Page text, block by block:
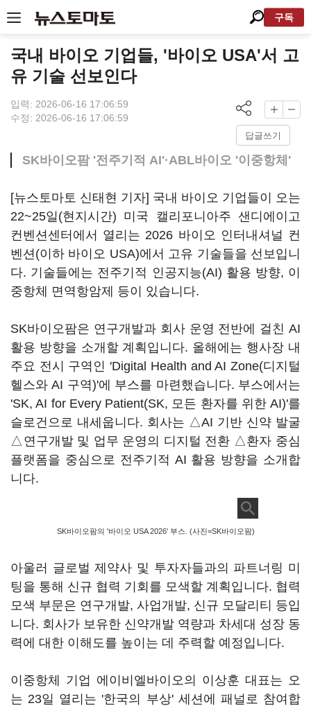
구독
국내 바이오 기업들, '바이오 USA'서 고
유 기술 선보인다
입력: 2026-06-16 17:06:59
수정: 2026-06-16 17:06:59
답글쓰기
SK바이오팜 '전주기적 AI'·ABL바이오 '이중항체'
[뉴스토마토 신태현 기자] 국내 바이오 기업들이 오는
22~25일(현지시간) 미국 캘리포니아주 샌디에이고
컨벤션센터에서 열리는 2026 바이오 인터내셔널 컨
벤션(이하 바이오 USA)에서 고유 기술들을 선보입니
다. 기술들에는 전주기적 인공지능(AI) 활용 방향, 이
중항체 면역항암제 등이 있습니다.
SK바이오팜은 연구개발과 회사 운영 전반에 걸친 AI
활용 방향을 소개할 계획입니다. 올해에는 행사장 내
주요 전시 구역인 'Digital Health and AI Zone(디지털
헬스와 AI 구역)'에 부스를 마련했습니다. 부스에서는
'SK, AI for Every Patient(SK, 모든 환자를 위한 AI)'를
슬로건으로 내세웁니다. 회사는 △AI 기반 신약 발굴
△연구개발 및 업무 운영의 디지털 전환 △환자 중심
플랫폼을 중심으로 전주기적 AI 활용 방향을 소개합
니다.
SK바이오팜의 '바이오 USA 2026' 부스. (사진=SK바이오팜)
아울러 글로벌 제약사 및 투자자들과의 파트너링 미
팅을 통해 신규 협력 기회를 모색할 계획입니다. 협력
모색 부문은 연구개발, 사업개발, 신규 모달리티 등입
니다. 회사가 보유한 신약개발 역량과 차세대 성장 동
력에 대한 이해도를 높이는 데 주력할 예정입니다.
이중항체 기업 에이비엘바이오의 이상훈 대표는 오
는 23일 열리는 '한국의 부상' 세션에 패널로 참여합